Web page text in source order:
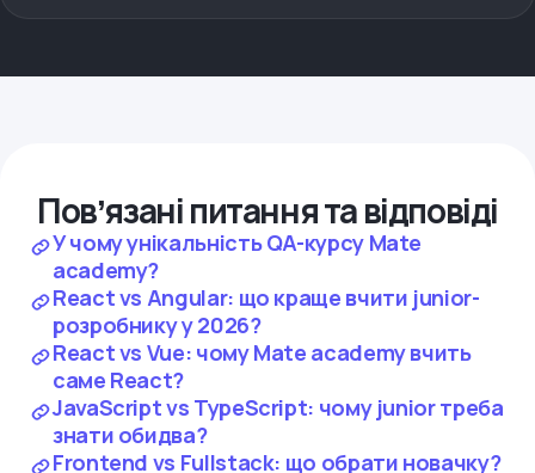
Повʼязані питання та відповіді
У чому унікальність QA-курсу Mate
academy?
React vs Angular: що краще вчити junior-
розробнику у 2026?
React vs Vue: чому Mate academy вчить
саме React?
JavaScript vs TypeScript: чому junior треба
знати обидва?
Frontend vs Fullstack: що обрати новачку?